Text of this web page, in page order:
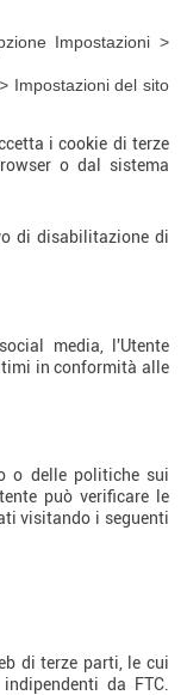
Impostazioni >
Impostazioni del sito
i cookie di terze
o dal sistema
di disabilitazione di
media, l'Utente
in conformità alle
o delle politiche sui
può verificare le
visitando i seguenti
di terze parti, le cui
da FTC.